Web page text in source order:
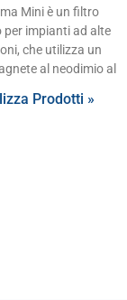
Mini è un filtro
impianti ad alte
che utilizza un
al neodimio al
Prodotti »